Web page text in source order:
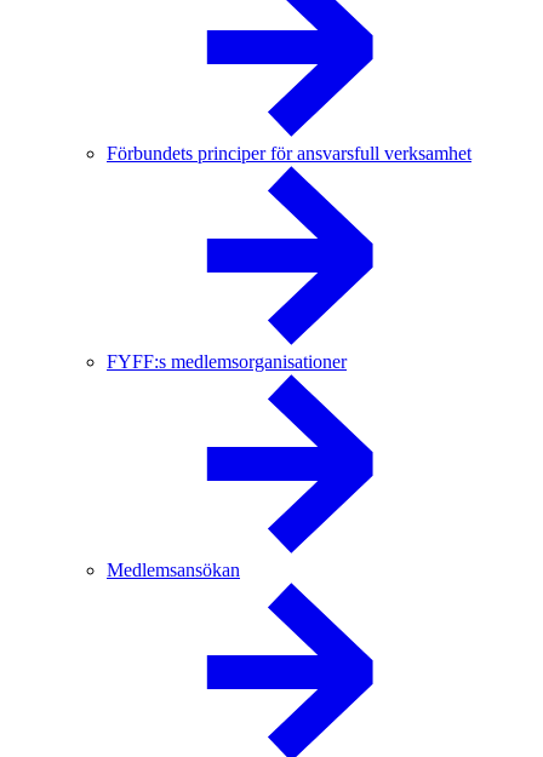
Förbundets principer för ansvarsfull verksamhet
FYFF:s medlemsorganisationer
Medlemsansökan